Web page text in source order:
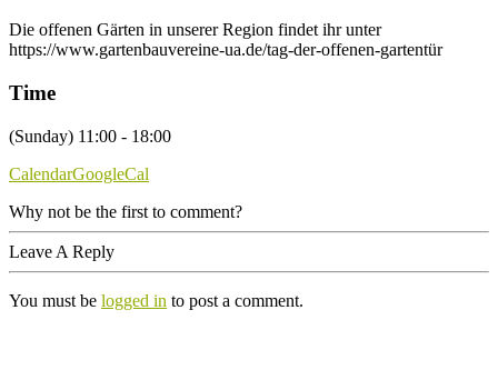
Die offenen Gärten in unserer Region findet ihr unter
https://www.gartenbauvereine-ua.de/tag-der-offenen-gartentür
Time
(Sunday) 11:00 - 18:00
CalendarGoogleCal
Why not be the first to comment?
Leave A Reply
You must be logged in to post a comment.